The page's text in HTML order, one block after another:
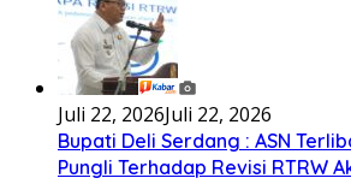
Juli 22, 2026Juli 22, 2026
Bupati Deli Serdang : ASN
Pungli Terhadap Revisi RTRW